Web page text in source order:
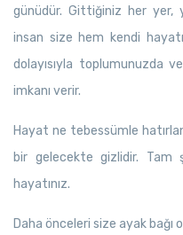
günüdür. Gittiğiniz her yer,
insan size hem kendi
dolayısıyla toplumunuzda
imkanı verir.
Hayat ne tebessümle
bir gelecekte gizlidir.
hayatınız.
Daha önceleri size ayak bağı